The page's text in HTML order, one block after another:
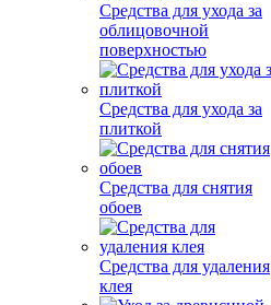
Средства для ухода за
облицовочной
поверхностью
Средства для ухода за
плиткой
Средства для снятия
обоев
Средства для удаления
клея